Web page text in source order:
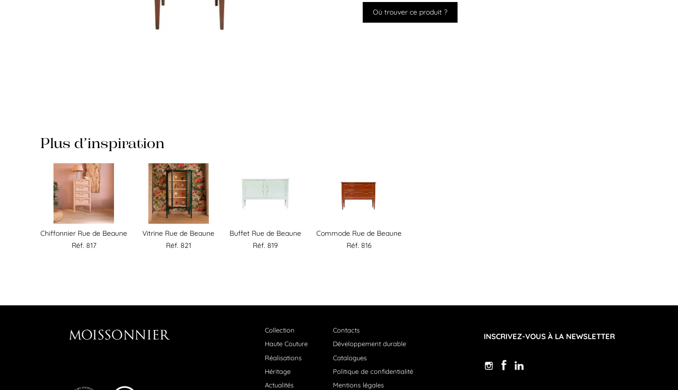
Où trouver ce produit ?
Plus d’inspiration
Chiffonnier Rue de Beaune
Réf. 817
Vitrine Rue de Beaune
Réf. 821
Buffet Rue de Beaune
Réf. 819
Commode Rue de Beaune
Réf. 816
Collection
Haute Couture
Réalisations
Héritage
Actualités
Contacts
Développement durable
Catalogues
Politique de confidentialité
Mentions légales
INSCRIVEZ-VOUS À LA NEWSLETTER